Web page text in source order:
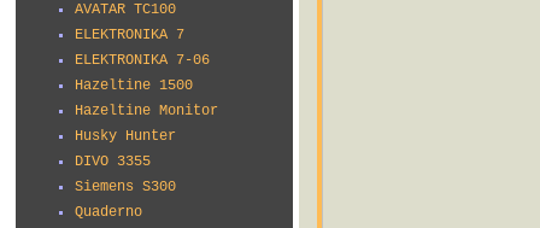
AVATAR TC100
ELEKTRONIKA 7
ELEKTRONIKA 7-06
Hazeltine 1500
Hazeltine Monitor
Husky Hunter
DIVO 3355
Siemens S300
Quaderno